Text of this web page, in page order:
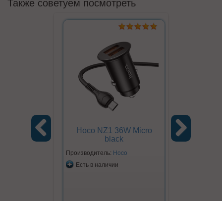
Hoco NZ1 36W Micro
black
Производитель: Hoco
Есть в наличии